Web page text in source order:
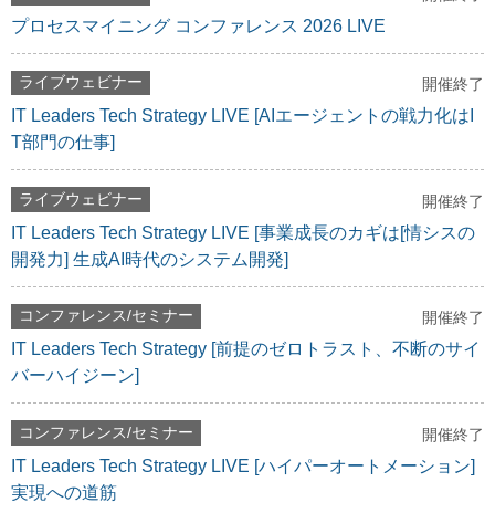
プロセスマイニング コンファレンス 2026 LIVE
ライブウェビナー 開催終了
IT Leaders Tech Strategy LIVE [AIエージェントの戦力化はI
T部門の仕事]
ライブウェビナー 開催終了
IT Leaders Tech Strategy LIVE [事業成長のカギは[情シスの
開発力] 生成AI時代のシステム開発]
コンファレンス/セミナー 開催終了
IT Leaders Tech Strategy [前提のゼロトラスト、不断のサイ
バーハイジーン]
コンファレンス/セミナー 開催終了
IT Leaders Tech Strategy LIVE [ハイパーオートメーション]
実現への道筋